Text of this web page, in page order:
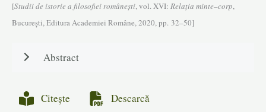
[Studii de istorie a filosofiei româneşti, vol. XVI: Relația minte–corp,
Bucureşti, Editura Academiei Române, 2020, pp. 32–50]
Abstract
Citește Descarcă